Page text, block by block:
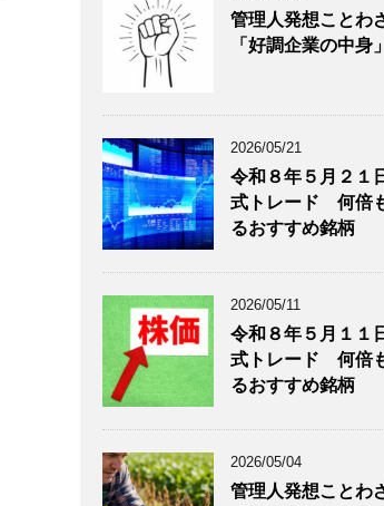
グ
記
事
を
表
示
ー
グ
記
事
を
表
示
管理人発想ことわ
「好調企業の中身」
2026/05/21
令和８年５月２
式トレード 何倍
るおすすめ銘柄
2026/05/11
令和８年５月１
式トレード 何倍
るおすすめ銘柄
2026/05/04
管理人発想ことわ